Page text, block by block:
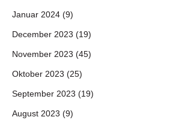
Januar 2024 (9)
December 2023 (19)
November 2023 (45)
Oktober 2023 (25)
September 2023 (19)
August 2023 (9)